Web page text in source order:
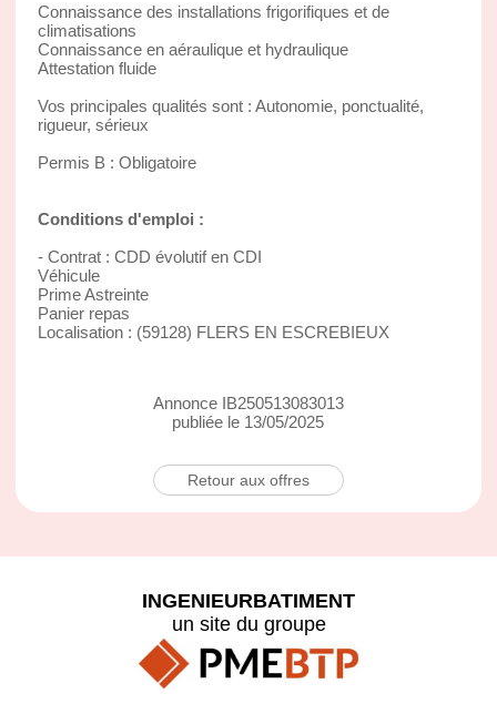
Connaissance des installations frigorifiques et de
climatisations
Connaissance en aéraulique et hydraulique
Attestation fluide
Vos principales qualités sont : Autonomie, ponctualité,
rigueur, sérieux
Permis B : Obligatoire
Conditions d'emploi :
- Contrat : CDD évolutif en CDI
Véhicule
Prime Astreinte
Panier repas
Localisation : (59128) FLERS EN ESCREBIEUX
Annonce IB250513083013
publiée le 13/05/2025
Retour aux offres
INGENIEURBATIMENT
un site du groupe